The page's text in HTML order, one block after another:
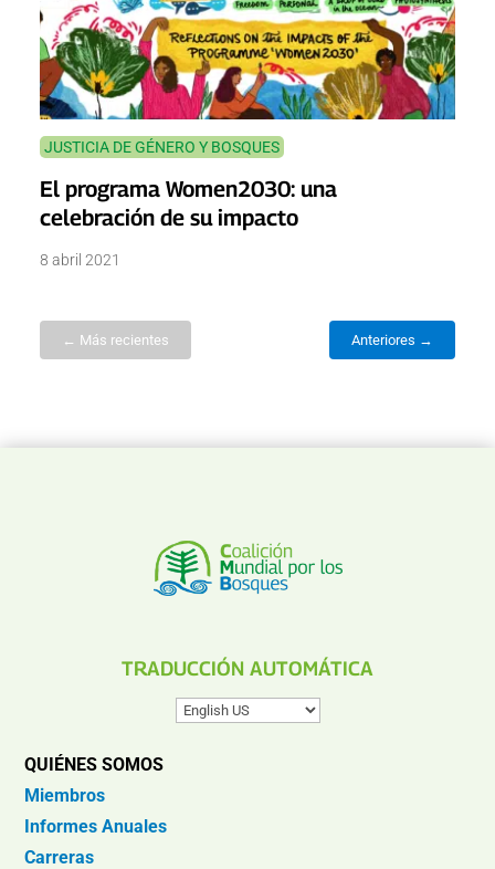
JUSTICIA DE GÉNERO Y BOSQUES
El programa Women2030: una
celebración de su impacto
8 abril 2021
← Más recientes Anteriores →
TRADUCCIÓN AUTOMÁTICA
QUIÉNES SOMOS
Miembros
Informes Anuales
Carreras